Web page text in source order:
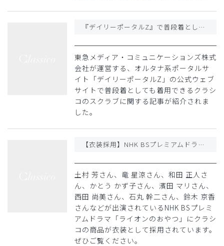
『デイリーポータルZ』で普段着としても着用できるクラシコのスクラブに関する記事が紹介されました
東急メディア・コミュニケーションズ株式
会社が運営する、オルタナ系ポータルサ
イト「デイリーポータルZ」の公式ウェブ
サイトで普段着としても着用できるクラシ
コのスクラブに関する記事が紹介されま
した。
【衣装採用】NHK BSプレミアムドラマ「ライオンのおやつ」衣装にクラシコが採用
土村 芳さん、竜 星涼さん、和田 正人さ
ん、かとう かず子さん、濱田 マリさん、
西田 尚美さん、石丸 幹二さん、鈴木 京香
さんなどが出演されているNHK BSプレミ
アムドラマ「ライオンのおやつ」にクラシ
コの商品が衣装として採用されています。
ぜひご覧ください。